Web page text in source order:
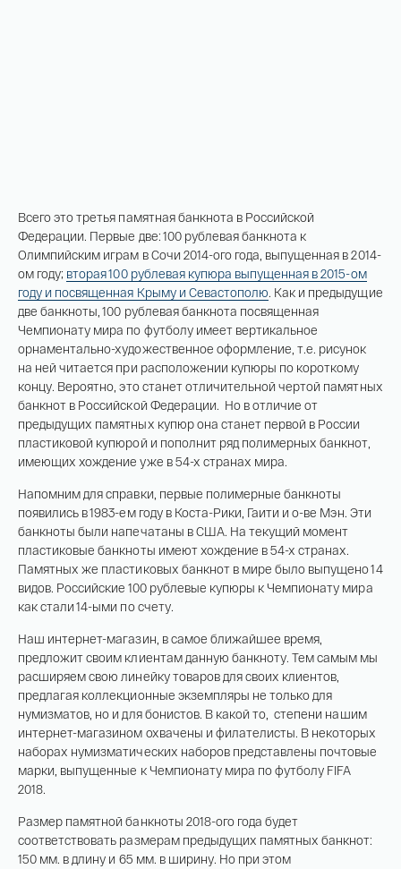
Всего это третья памятная банкнота в Российской
Федерации. Первые две: 100 рублевая банкнота к
Олимпийским играм в Сочи 2014-ого года, выпущенная в 2014-
ом году; вторая 100 рублевая купюра выпущенная в 2015-ом
году и посвященная Крыму и Севастополю. Как и предыдущие
две банкноты, 100 рублевая банкнота посвященная
Чемпионату мира по футболу имеет вертикальное
орнаментально-художественное оформление, т.е. рисунок
на ней читается при расположении купюры по короткому
концу. Вероятно, это станет отличительной чертой памятных
банкнот в Российской Федерации. Но в отличие от
предыдущих памятных купюр она станет первой в России
пластиковой купюрой и пополнит ряд полимерных банкнот,
имеющих хождение уже в 54-х странах мира.
Напомним для справки, первые полимерные банкноты
появились в 1983-ем году в Коста-Рики, Гаити и о-ве Мэн. Эти
банкноты были напечатаны в США. На текущий момент
пластиковые банкноты имеют хождение в 54-х странах.
Памятных же пластиковых банкнот в мире было выпущено 14
видов. Российские 100 рублевые купюры к Чемпионату мира
как стали 14-ыми по счету.
Наш интернет-магазин, в самое ближайшее время,
предложит своим клиентам данную банкноту. Тем самым мы
расширяем свою линейку товаров для своих клиентов,
предлагая коллекционные экземпляры не только для
нумизматов, но и для бонистов. В какой то, степени нашим
интернет-магазином охвачены и филателисты. В некоторых
наборах нумизматических наборов представлены почтовые
марки, выпущенные к Чемпионату мира по футболу FIFA
2018.
Размер памятной банкноты 2018-ого года будет
соответствовать размерам предыдущих памятных банкнот:
150 мм. в длину и 65 мм. в ширину. Но при этом
Российская инвестиционная монета
Имя*